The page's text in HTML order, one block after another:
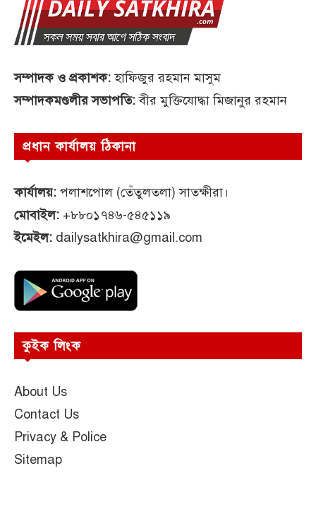
সম্পাদক ও প্রকাশক:হাফিজুর রহমান মাসুম
সম্পাদকমণ্ডলীর সভাপতি:বীর মুক্তিযোদ্ধা মিজানুর রহমান
প্রধান কার্যালয় ঠিকানা
কার্যালয়: পলাশপোল (তেঁতুলতলা) সাতক্ষীরা।
মোবাইল: +৮৮০১৭৪৬-৫৪৫১১৯
ইমেইল: dailysatkhira@gmail.com
কুইক লিংক
About Us
Contact Us
Privacy & Police
Sitemap